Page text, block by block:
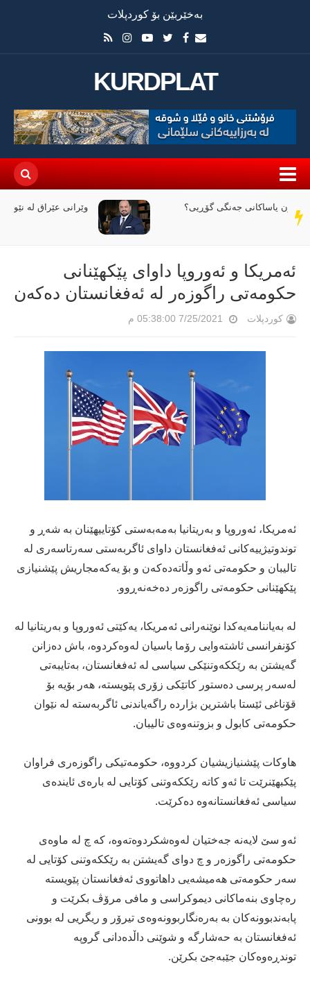
بەخێربێن بۆ کوردپلات
KURDPLAT
سەر
دێڕ
وێرانی عێراق لە نێوان ملیاران و ئاگردا
ئەمریکا و ئەوروپا داوای پێکهێنانی
حکومەتی راگوزەر لە ئەفغانستان دەکەن
کوردپلات 7/25/2021 05:38:00 م
ئەمریکا، ئەوروپا و بەریتانیا بەمەبەستی کۆتاییهێنان بە شەڕ و
توندوتیژییەکانی ئەفغانستان داوای ئاگربەستی سەرتاسەری لە
تالیبان و حکومەتی ئەو وڵاتەدەکەن و بۆ یەکەمجاریش پێشنیازی
پێکهێنانی حکومەتی راگوزەر دەخەنەڕوو.
لە بەیاننامەیەکدا نوێنەرانی ئەمریکا، یەکێتی ئەوروپا و بەریتانیا لە
کۆنفرانسی ئاشتەوایی رۆما باسیان لەوەکردوە، باش دەزانن
گەیشتن بە رێککەوتنێکی سیاسی لە ئەفغانستان، بەتایبەتی
لەسەر پرسی دەستور کاتێکی زۆری پێویستە، هەر بۆیە بۆ
قۆناغی ئێستا باشترین بژاردە راگەیاندنی ئاگربەستە لە نێوان
حکومەتی کابول و بزوتنەوەی تالیبان.
هاوکات پێشنیازیشیان کردووە، حکومەتیکی راگوزەری فراوان
پێکبهێنرێت تا ئەو کاتە رێککەوتنی کۆتایی لە بارەی ئایندەی
سیاسی ئەفغانستانەوە دەکرێت.
ئەو سێ لایەنە جەختیان لەوەشکردوەتەوە، کە چ لە ماوەی
حکومەتی راگوزەر و چ دوای گەیشتن بە رێککەوتنی کۆتایی لە
سەر حکومەتی هەمیشەیی داهاتووی ئەفغانستان پێویستە
رەچاوی بنەماکانی دیموکراسی و مافی مرۆڤ بکرێت و
پابەندبوونەکان بە بەرەنگاربوونەوەی تیرۆر و ریگریی لە بوونی
ئەفغانستان بە حەشارگە و شوێنی داڵدەدانی گروپە
توندڕەوەکان جێبەجێ بکرێن.